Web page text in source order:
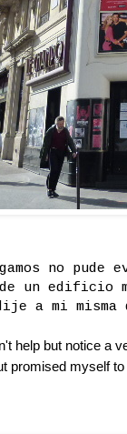
no pude
un edificio
a mi
help but notice a
promised myself